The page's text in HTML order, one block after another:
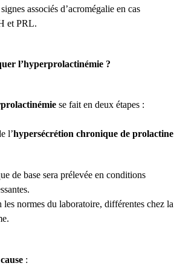
associés d’acromégalie en cas
et PRL.
l’hyperprolactinémie ?
se fait en deux étapes :
l’hypersécrétion chronique de prolactine
de base sera prélevée en conditions
les normes du laboratoire, différentes chez la
: